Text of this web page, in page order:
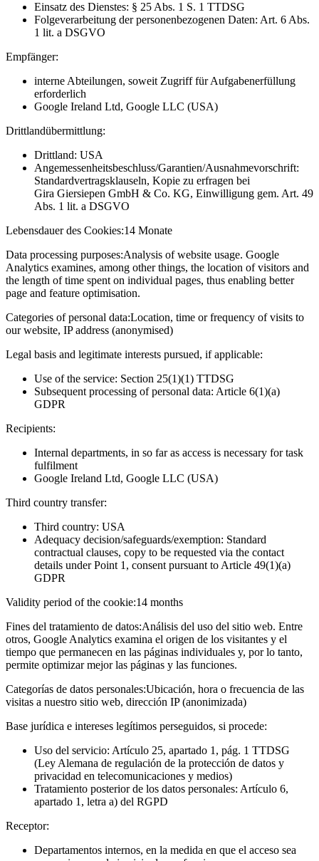
Einsatz des Dienstes: § 25 Abs. 1 S. 1 TTDSG
Folgeverarbeitung der personenbezogenen Daten: Art. 6 Abs.
1 lit. a DSGVO
Empfänger:
interne Abteilungen, soweit Zugriff für Aufgabenerfüllung
erforderlich
Google Ireland Ltd, Google LLC (USA)
Drittlandübermittlung:
Drittland: USA
Angemessenheitsbeschluss/Garantien/Ausnahmevorschrift:
Standardvertragsklauseln, Kopie zu erfragen bei
Gira Giersiepen GmbH & Co. KG, Einwilligung gem. Art. 49
Abs. 1 lit. a DSGVO
Lebensdauer des Cookies:14 Monate
Data processing purposes:Analysis of website usage. Google
Analytics examines, among other things, the location of visitors and
the length of time spent on individual pages, thus enabling better
page and feature optimisation.
Categories of personal data:Location, time or frequency of visits to
our website, IP address (anonymised)
Legal basis and legitimate interests pursued, if applicable:
Use of the service: Section 25(1)(1) TTDSG
Subsequent processing of personal data: Article 6(1)(a)
GDPR
Recipients:
Internal departments, in so far as access is necessary for task
fulfilment
Google Ireland Ltd, Google LLC (USA)
Third country transfer:
Third country: USA
Adequacy decision/safeguards/exemption: Standard
contractual clauses, copy to be requested via the contact
details under Point 1, consent pursuant to Article 49(1)(a)
GDPR
Validity period of the cookie:14 months
Fines del tratamiento de datos:Análisis del uso del sitio web. Entre
otros, Google Analytics examina el origen de los visitantes y el
tiempo que permanecen en las páginas individuales y, por lo tanto,
permite optimizar mejor las páginas y las funciones.
Categorías de datos personales:Ubicación, hora o frecuencia de las
visitas a nuestro sitio web, dirección IP (anonimizada)
Base jurídica e intereses legítimos perseguidos, si procede:
Uso del servicio: Artículo 25, apartado 1, pág. 1 TTDSG
(Ley Alemana de regulación de la protección de datos y
privacidad en telecomunicaciones y medios)
Tratamiento posterior de los datos personales: Artículo 6,
apartado 1, letra a) del RGPD
Receptor:
Departamentos internos, en la medida en que el acceso sea